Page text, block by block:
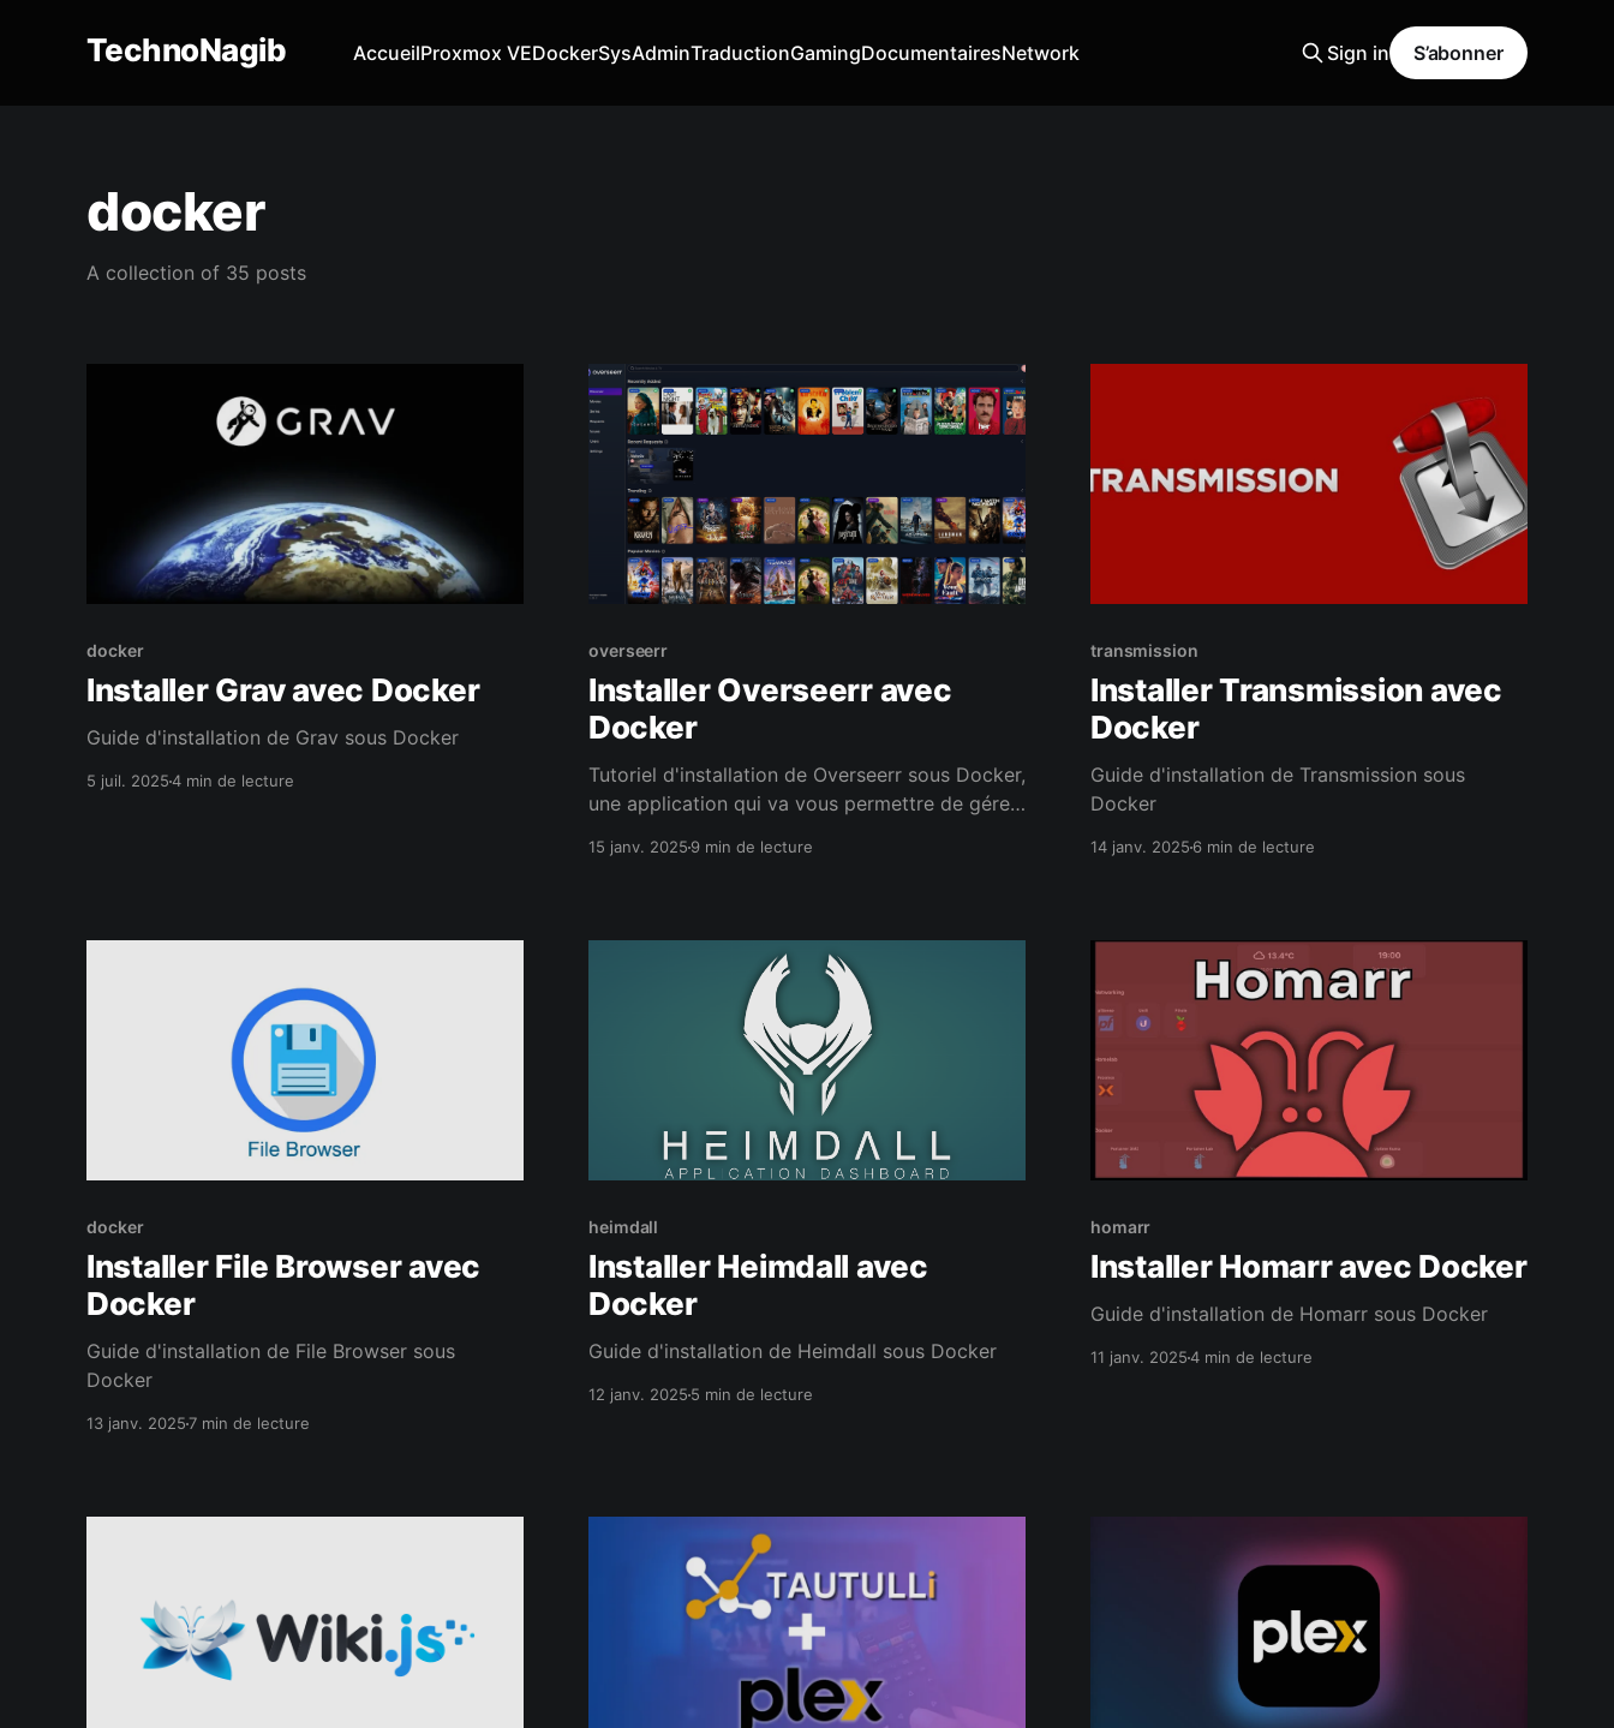
TechnoNagib AccueilProxmox VEDockerSysAdminTraductionGamingDocumentairesNetwork Sign in S’abonner
docker
A collection of 35 posts
docker
Installer Grav avec Docker
Guide d'installation de Grav sous Docker
5 juil. 20254 min de lecture
overseerr
Installer Overseerr avec
Docker
Tutoriel d'installation de Overseerr sous Docker,
une application qui va vous permettre de gérer
votre instance Plex
15 janv. 20259 min de lecture
transmission
Installer Transmission avec
Docker
Guide d'installation de Transmission sous
Docker
14 janv. 20256 min de lecture
docker
Installer File Browser avec
Docker
Guide d'installation de File Browser sous
Docker
13 janv. 20257 min de lecture
heimdall
Installer Heimdall avec
Docker
Guide d'installation de Heimdall sous Docker
12 janv. 20255 min de lecture
homarr
Installer Homarr avec Docker
Guide d'installation de Homarr sous Docker
11 janv. 20254 min de lecture